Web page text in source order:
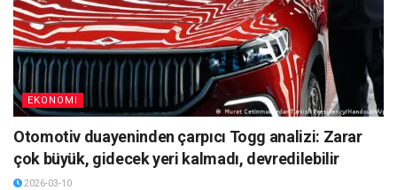
EKONOMI
Otomotiv duayeninden çarpıcı Togg analizi: Zarar
çok büyük, gidecek yeri kalmadı, devredilebilir
2026-03-10